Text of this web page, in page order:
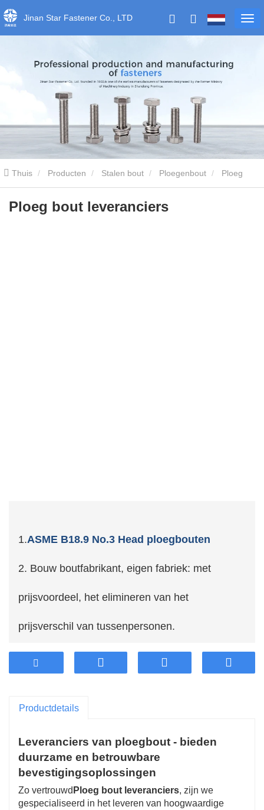
Jinan Star Fastener Co., LTD
Thuis Producten Stalen bout Ploegenbout
bout leveranciers
Ploeg bout leveranciers
1.ASME B18.9 No.3 Head ploegbouten
2. Bouw boutfabrikant, eigen fabriek: met
prijsvoordeel, het elimineren van het
prijsverschil van tussenpersonen.
3. Open de hoogste hoogwaardige verdikt staal,
de industrie.
4. Ondersteuning van de aanpassing van de
klant.
5. Professionele verkoop en after-sales service,
Productdetails
Leveranciers van ploegbout - bieden
duurzame en betrouwbare
bevestigingsoplossingen
Zo vertrouwd Ploeg bout leveranciers, zijn we
gespecialiseerd in het leveren van hoogwaardige